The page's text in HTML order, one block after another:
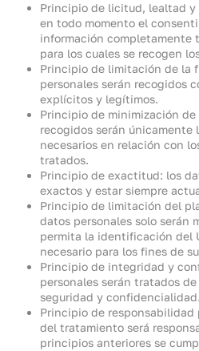
Principio de licitud, lealtad y
en todo momento el
información completamente
para los cuales se recogen
Principio de limitación de la
personales serán recogidos
explícitos y legítimos.
Principio de minimización
recogidos serán únicamente
necesarios en relación con
tratados.
Principio de exactitud: los
exactos y estar siempre
Principio de limitación del
datos personales solo serán
permita la identificación del
necesario para los fines de
Principio de integridad y
personales serán tratados
seguridad y confidencialidad.
Principio de responsabilidad
del tratamiento será
principios anteriores se